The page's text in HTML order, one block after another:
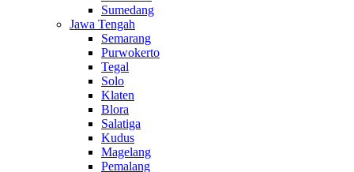
Sumedang
Jawa Tengah
Semarang
Purwokerto
Tegal
Solo
Klaten
Blora
Salatiga
Kudus
Magelang
Pemalang